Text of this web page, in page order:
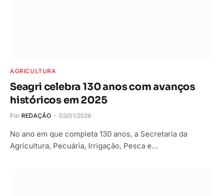
AGRICULTURA
Seagri celebra 130 anos com avanços
históricos em 2025
Por REDAÇÃO 03/01/2026
No ano em que completa 130 anos, a Secretaria da
Agricultura, Pecuária, Irrigação, Pesca e…